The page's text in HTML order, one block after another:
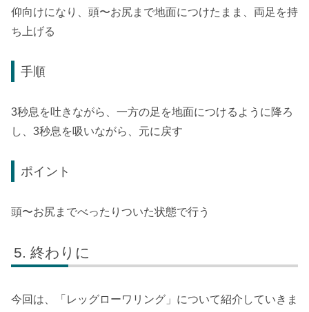
仰向けになり、頭〜お尻まで地面につけたまま、両足を持
ち上げる
手順
3秒息を吐きながら、一方の足を地面につけるように降ろ
し、3秒息を吸いながら、元に戻す
ポイント
頭〜お尻までべったりついた状態で行う
終わりに
今回は、「レッグローワリング」について紹介していきま